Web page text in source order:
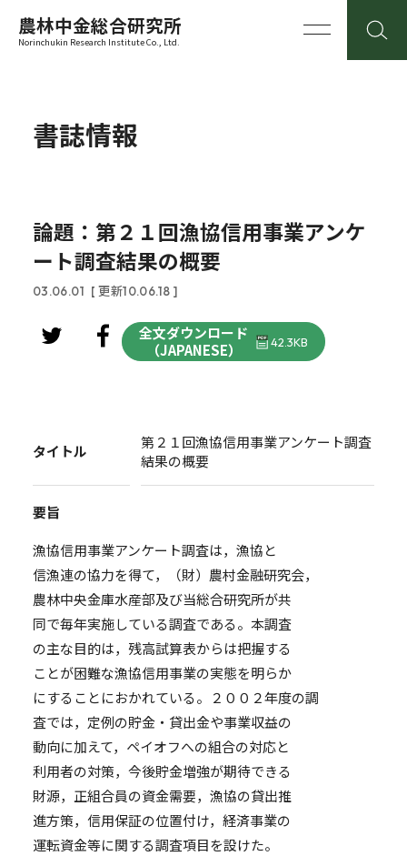
農林中金総合研究所
Norinchukin Research Institute Co., Ltd.
書誌情報
論題：第２１回漁協信用事業アンケ
ート調査結果の概要
03.06.01 [ 更新10.06.18 ]
全文ダウンロード
（JAPANESE）
42.3KB
タイトル
第２１回漁協信用事業アンケート調査
結果の概要
要旨
漁協信用事業アンケート調査は，漁協と
信漁連の協力を得て，（財）農村金融研究会，
農林中央金庫水産部及び当総合研究所が共
同で毎年実施している調査である。本調査
の主な目的は，残高試算表からは把握する
ことが困難な漁協信用事業の実態を明らか
にすることにおかれている。２００２年度の調
査では，定例の貯金・貸出金や事業収益の
動向に加えて，ペイオフへの組合の対応と
利用者の対策，今後貯金増強が期待できる
財源，正組合員の資金需要，漁協の貸出推
進方策，信用保証の位置付け，経済事業の
運転資金等に関する調査項目を設けた。